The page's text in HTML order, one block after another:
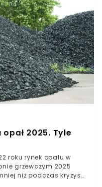
wiedzieć, czego
tej formy opałuTego
zabezpieczysz
2025. Tyle
roku rynek opału w
grzewczym 2025
niż podczas kryzysu